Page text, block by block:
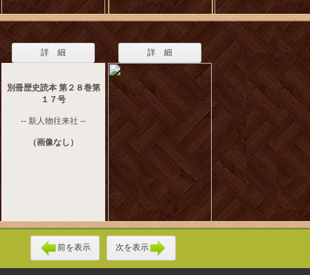
詳 細
別冊歴史読本 第２８巻第
１７号
-- 新人物往来社 --
（画像なし）
詳 細
前を表示 次を表示